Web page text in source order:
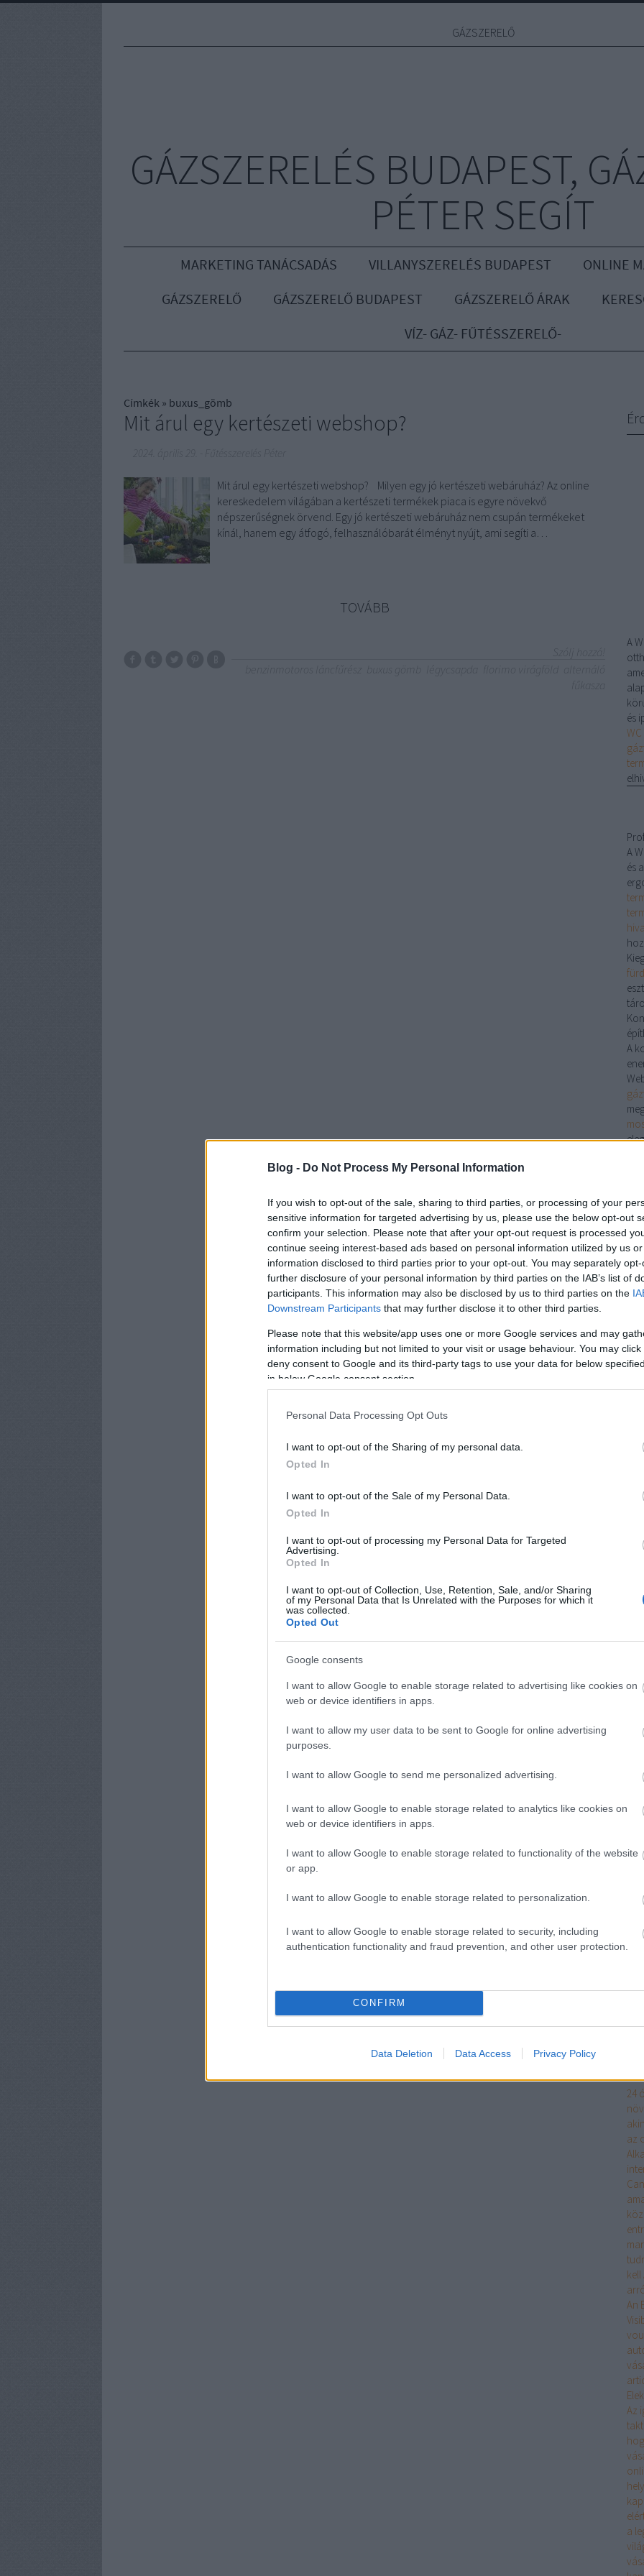
Blog - Do Not Process My Personal Information
If you wish to opt-out of the sale, sharing to third parties, or processing of your
sensitive information for targeted advertising by us, please use the below opt-out
confirm your selection. Please note that after your opt-out request is processed
continue seeing interest-based ads based on personal information utilized by us
information disclosed to third parties prior to your opt-out. You may separately
further disclosure of your personal information by third parties on the IAB’s list of
participants. This information may also be disclosed by us to third parties on the
Downstream Participants that may further disclose it to other third parties.
Please note that this website/app uses one or more Google services and may
information including but not limited to your visit or usage behaviour. You may
deny consent to Google and its third-party tags to use your data for below
in below Google consent section.
Personal Data Processing Opt Outs
I want to opt-out of the Sharing of my personal data.
Opted In
I want to opt-out of the Sale of my Personal Data.
Opted In
I want to opt-out of processing my Personal Data for Targeted
Advertising.
Opted In
I want to opt-out of Collection, Use, Retention, Sale, and/or Sharing
of my Personal Data that Is Unrelated with the Purposes for which it
was collected.
Opted Out
Google consents
I want to allow Google to enable storage related to advertising like cookies on
web or device identifiers in apps.
I want to allow my user data to be sent to Google for online advertising
purposes.
I want to allow Google to send me personalized advertising.
I want to allow Google to enable storage related to analytics like cookies on
web or device identifiers in apps.
I want to allow Google to enable storage related to functionality of the website
or app.
I want to allow Google to enable storage related to personalization.
I want to allow Google to enable storage related to security, including
authentication functionality and fraud prevention, and other user protection.
CONFIRM
Data Deletion Data Access Privacy Policy
GÁZSZERELŐ
GÁZSZERELÉS BUDAPEST,
PÉTER SEGÍT
MARKETING TANÁCSADÁS VILLANYSZERELÉS BUDAPEST
ONLINE
GÁZSZERELŐ
GÁZSZERELŐ BUDAPEST GÁZSZERELŐ ÁRAK
VÍZ- GÁZ- FŰTÉSSZERELŐ-
Címkék » buxus_gömb
Mit árul egy kertészeti webshop?
Mit árul egy kertészeti webshop? Milyen egy jó kertészeti webáruház? Az online
kereskedelem világában a kertészeti termékek piaca is egyre növekvő
népszerűségnek örvend. Egy jó kertészeti webáruház nem csupán termékeket
kínál, hanem egy átfogó, felhasználóbarát élményt nyújt, ami segíti a…
TOVÁBB
A
és
A
és
A
Az
A
A
24
az
kell
An
Az
a